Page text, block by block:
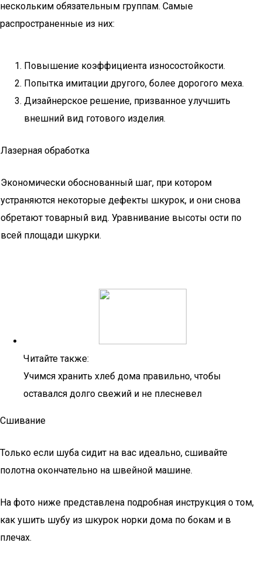
нескольким обязательным группам. Самые
распространенные из них:
Повышение коэффициента износостойкости.
Попытка имитации другого, более дорогого меха.
Дизайнерское решение, призванное улучшить
внешний вид готового изделия.
Лазерная обработка
Экономически обоснованный шаг, при котором
устраняются некоторые дефекты шкурок, и они снова
обретают товарный вид. Уравнивание высоты ости по
всей площади шкурки.
Читайте также:
Учимся хранить хлеб дома правильно, чтобы
оставался долго свежий и не плесневел
Сшивание
Только если шуба сидит на вас идеально, сшивайте
полотна окончательно на швейной машине.
На фото ниже представлена подробная инструкция о том,
как ушить шубу из шкурок норки дома по бокам и в
плечах.